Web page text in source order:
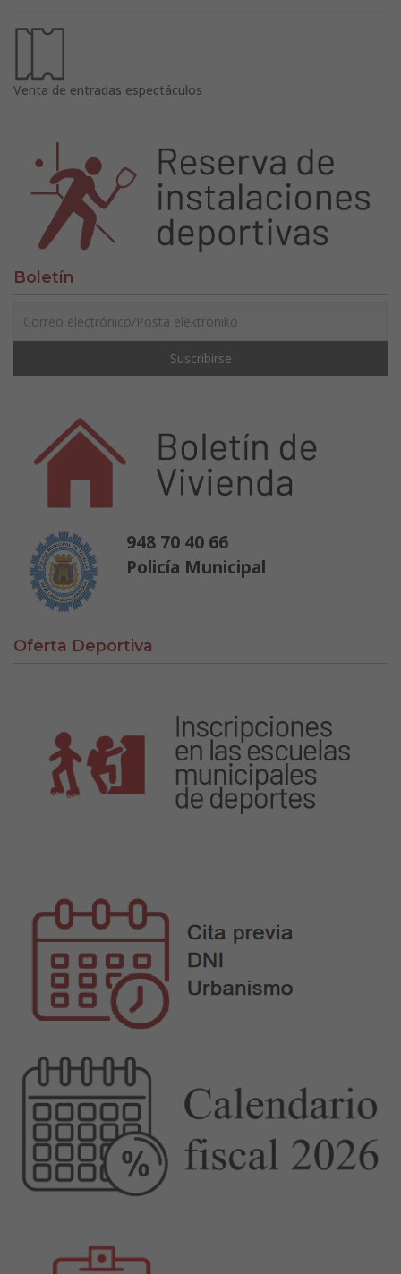
Venta de entradas espectáculos
Boletín
Policía municipal
948 70 40 66
Policía Municipal
Oferta Deportiva